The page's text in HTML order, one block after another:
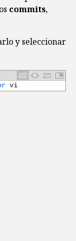
commits,
y seleccionar
vi